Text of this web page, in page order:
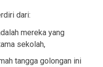
dari:
mereka yang
sekolah,
tangga golongan ini